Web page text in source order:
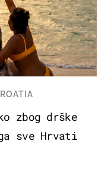
zbog drške
sve Hrvati